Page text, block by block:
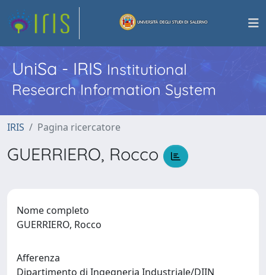
UniSa - IRISInstitutional
Research Information System
IRIS Pagina ricercatore
GUERRIERO, Rocco
Nome completo
GUERRIERO, Rocco
Afferenza
Dipartimento di Ingegneria Industriale/DIIN